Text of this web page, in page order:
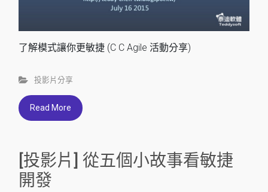
了解模式讓你更敏捷 (C C Agile 活動分享)
投影片分享
Read More
[投影片] 從五個小故事看敏捷
開發